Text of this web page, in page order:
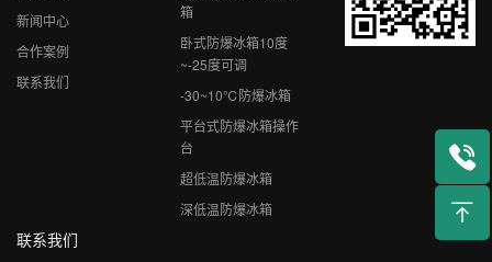
新闻中心
合作案例
联系我们
箱
卧式防爆冰箱10度
~-25度可调
-30~10℃防爆冰箱
平台式防爆冰箱操作
台
超低温防爆冰箱
深低温防爆冰箱
联系我们